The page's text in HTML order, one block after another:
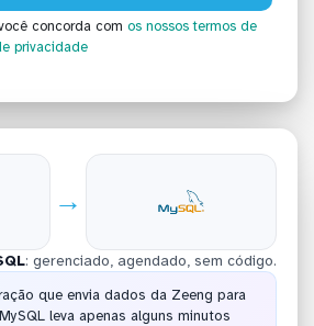
concorda com os nossos termos de
privacidade
→
: gerenciado, agendado, sem código.
que envia dados da Zeeng para
leva apenas alguns minutos